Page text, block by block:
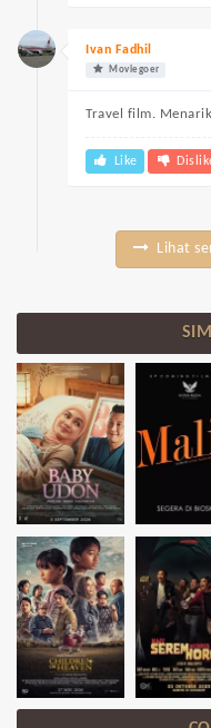
Ivan Fadhil
Moviegoer
Travel film.
Like
Lihat